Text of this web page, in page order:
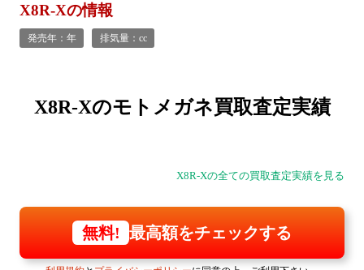
X8R-Xの情報
発売年：年 排気量：cc
X8R-Xのモトメガネ買取査定実績
X8R-Xの全ての買取査定実績を見る
無料! 最高額をチェックする